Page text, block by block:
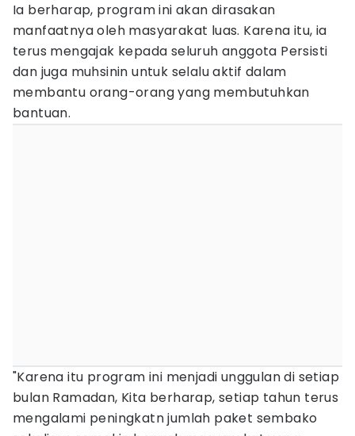
Ia berharap, program ini akan dirasakan
manfaatnya oleh masyarakat luas. Karena itu, ia
terus mengajak kepada seluruh anggota Persisti
dan juga muhsinin untuk selalu aktif dalam
membantu orang-orang yang membutuhkan
bantuan.
"Karena itu program ini menjadi unggulan di setiap
bulan Ramadan, Kita berharap, setiap tahun terus
mengalami peningkatn jumlah paket sembako